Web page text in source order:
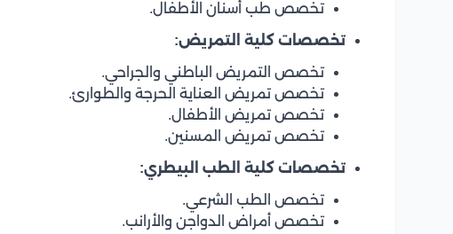
تخصص طب أسنان الأطفال.
تخصصات كلية التمريض:
تخصص التمريض الباطني والجراحي.
تخصص تمريض العناية الحرجة والطوارئ.
تخصص تمريض الأطفال.
تخصص تمريض المسنين.
تخصصات كلية الطب البيطري:
تخصص الطب الشرعي.
تخصص أمراض الدواجن والأرانب.